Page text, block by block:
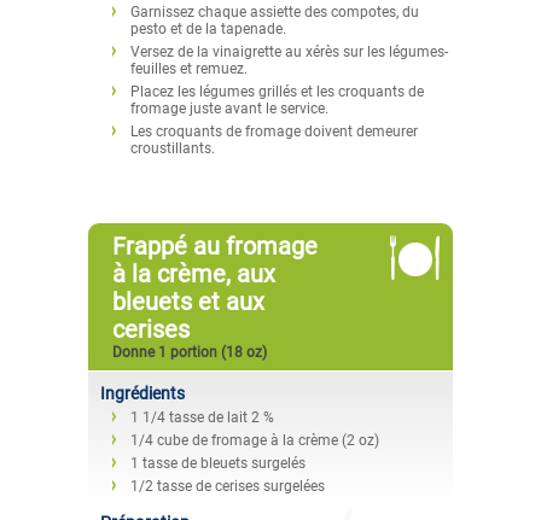
Garnissez chaque assiette des compotes, du
pesto et de la tapenade.
Versez de la vinaigrette au xérès sur les légumes-
feuilles et remuez.
Placez les légumes grillés et les croquants de
fromage juste avant le service.
Les croquants de fromage doivent demeurer
croustillants.
Frappé au fromage
à la crème, aux
bleuets et aux
cerises
Donne 1 portion (18 oz)
Ingrédients
1 1/4 tasse de lait 2 %
1/4 cube de fromage à la crème (2 oz)
1 tasse de bleuets surgelés
1/2 tasse de cerises surgelées